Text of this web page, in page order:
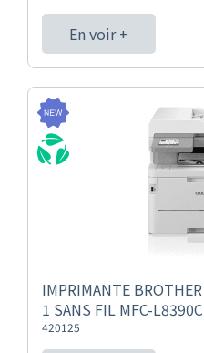
En voir +
IMPRIMANTE
1 SANS FIL MFC-
420125